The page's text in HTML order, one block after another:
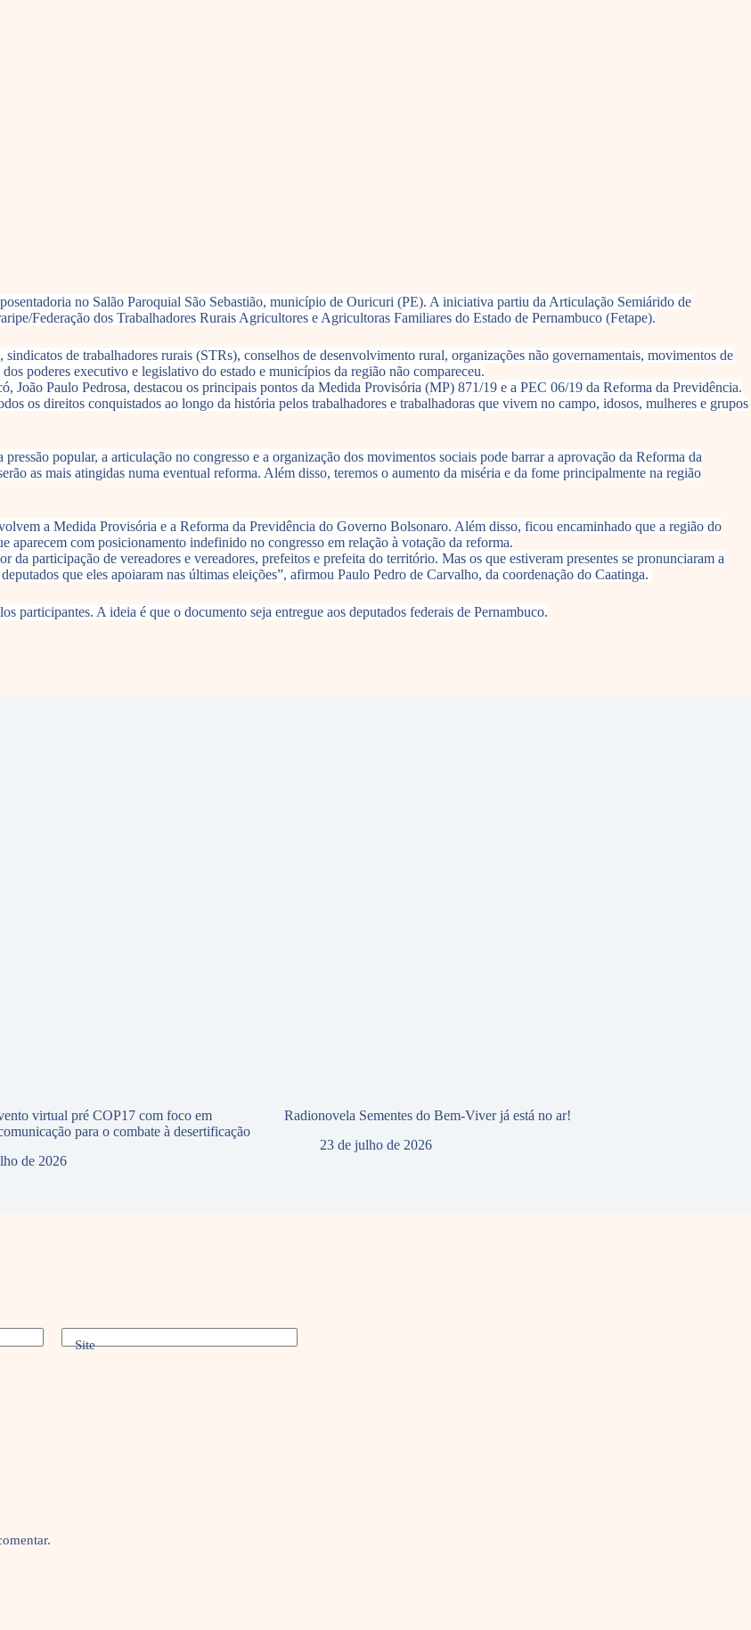
no Salão Paroquial São Sebastião, município de Ouricuri (PE). A iniciativa partiu da Articulação Semiárido de
Federação dos Trabalhadores Rurais Agricultores e Agricultoras Familiares do Estado de Pernambuco (Fetape).
de trabalhadores rurais (STRs), conselhos de desenvolvimento rural, organizações não governamentais, movimentos de
poderes executivo e legislativo do estado e municípios da região não compareceu.
Paulo Pedrosa, destacou os principais pontos da Medida Provisória (MP) 871/19 e a PEC 06/19 da Reforma da Previdência.
os direitos conquistados ao longo da história pelos trabalhadores e trabalhadoras que vivem no campo, idosos, mulheres e grupos
popular, a articulação no congresso e a organização dos movimentos sociais pode barrar a aprovação da Reforma da
as mais atingidas numa eventual reforma. Além disso, teremos o aumento da miséria e da fome principalmente na região
a Medida Provisória e a Reforma da Previdência do Governo Bolsonaro. Além disso, ficou encaminhado que a região do
aparecem com posicionamento indefinido no congresso em relação à votação da reforma.
participação de vereadores e vereadores, prefeitos e prefeita do território. Mas os que estiveram presentes se pronunciaram a
que eles apoiaram nas últimas eleições”, afirmou Paulo Pedro de Carvalho, da coordenação do Caatinga.
participantes. A ideia é que o documento seja entregue aos deputados federais de Pernambuco.
virtual pré COP17 com foco em
para o combate à desertificação
de 2026
Radionovela Sementes do Bem-Viver já está no ar!
23 de julho de 2026
Site